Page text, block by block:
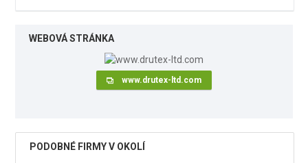
WEBOVÁ STRÁNKA
www.drutex-ltd.com
PODOBNÉ FIRMY V OKOLÍ